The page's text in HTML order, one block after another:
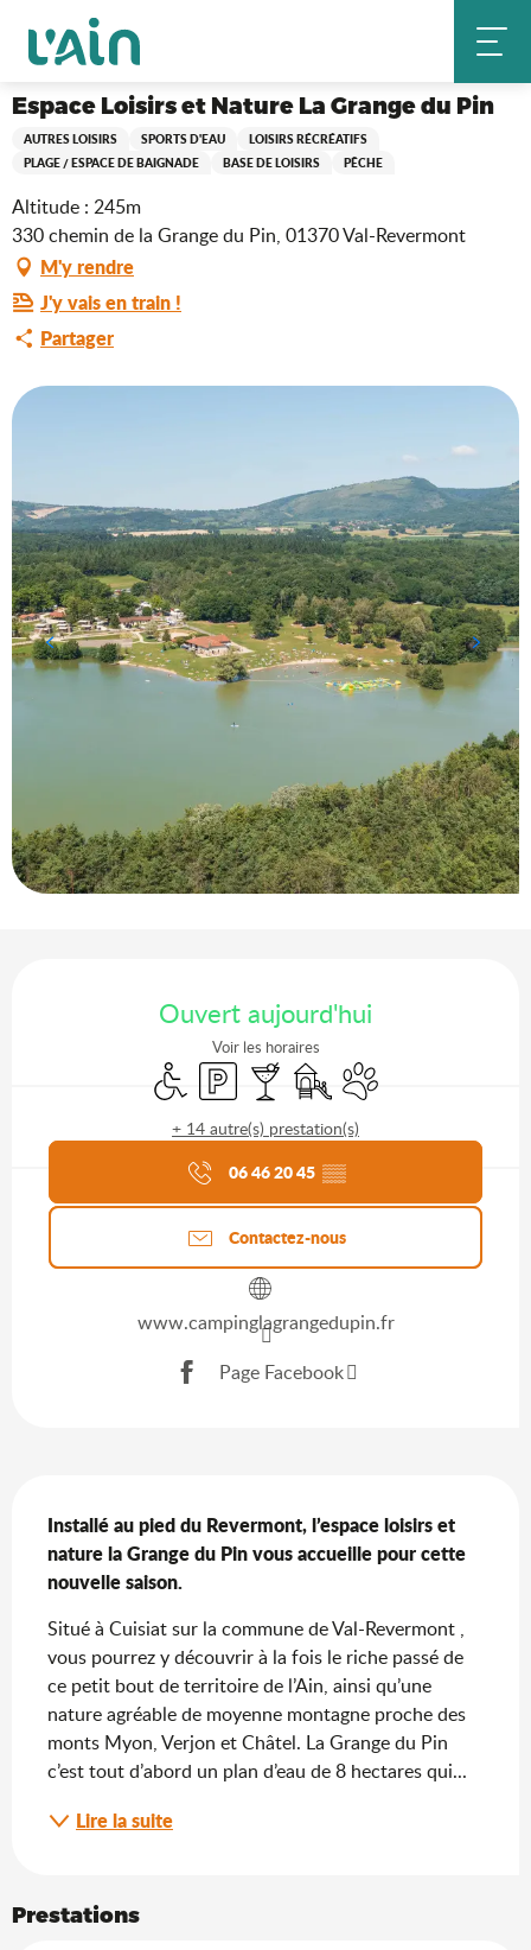
contenu
principal
Accueil Espace Loisirs et Nature La Grange du Pin
Espace Loisirs et Nature La Grange du Pin
AUTRES LOISIRS SPORTS D'EAU
LOISIRS RÉCRÉATIFS
PLAGE / ESPACE DE BAIGNADE
BASE DE LOISIRS PÊCHE
Altitude : 245m
330 chemin de la Grange du Pin, 01370 Val-Revermont
M'y rendre
J'y vais en train !
Partager
Ouvert aujourd'hui
Voir les horaires
Accès handicapés
ParkingBar / Buvette
Jeux pour enfants / Espace
Animaux acceptés
+ 14 autre(s) prestation(s)
Agenda du moment
06 46 20 45 ▒▒
Contactez-nous
www.campinglagrangedupin.fr
Page Facebook
Installé au pied du Revermont, l’espace loisirs et
nature la Grange du Pin vous accueille pour cette
nouvelle saison.
Situé à Cuisiat sur la commune de Val-Revermont ,
vous pourrez y découvrir à la fois le riche passé de
ce petit bout de territoire de l’Ain, ainsi qu’une
nature agréable de moyenne montagne proche des
monts Myon, Verjon et Châtel. La Grange du Pin
c’est tout d’abord un plan d’eau de 8 hectares qui...
Lire la suite
Prestations